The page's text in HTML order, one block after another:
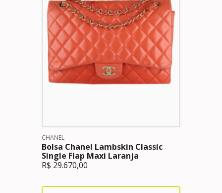
CHANEL
Bolsa Chanel Lambskin Classic
Single Flap Maxi Laranja
R$ 29.670,00